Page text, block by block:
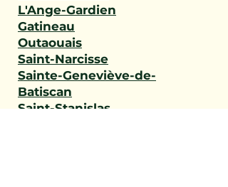
L'Ange-Gardien
Gatineau
Outaouais
Saint-Narcisse
Sainte-Geneviève-de-
Batiscan
Saint-Stanislas